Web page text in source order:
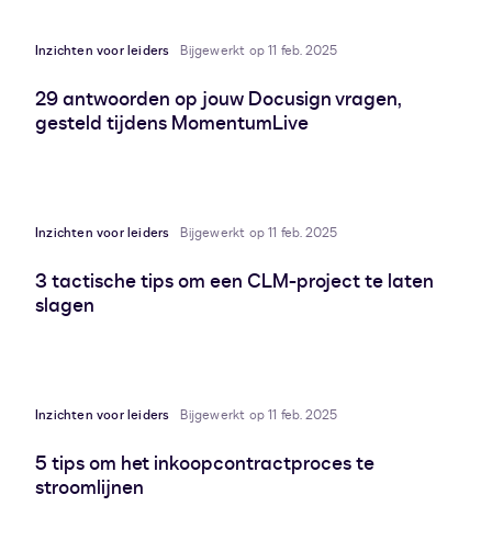
Inzichten voor leiders Bijgewerkt op 11 feb. 2025
29 antwoorden op jouw Docusign vragen,
gesteld tijdens MomentumLive
Inzichten voor leiders Bijgewerkt op 11 feb. 2025
3 tactische tips om een CLM-project te laten
slagen
Inzichten voor leiders Bijgewerkt op 11 feb. 2025
5 tips om het inkoopcontractproces te
stroomlijnen